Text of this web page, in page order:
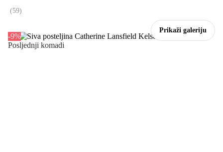
Prikaži galeriju
-9%
Posljednji komadi
(59)